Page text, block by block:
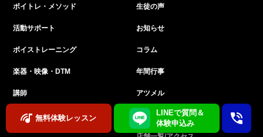
無料体験レッスン
LINEで質問＆
体験申込み
ボイトレ・メソッド
活動サポート
ボイストレーニング
楽器・映像・DTM
講師
生徒の声
お知らせ
コラム
年間行事
アツメル
レッスン室